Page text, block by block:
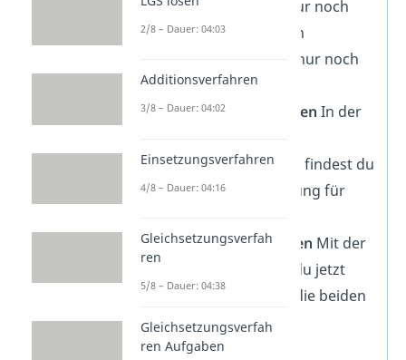
bei der mittleren nur noch
zwei. Bei der letzten
Gleichung hast du nur noch
eine Unbekannte.
Erste Lösung ablesen In der
Gleichungssystems findest du
jetzt direkt die Lösung für
Rückwärts einsetzen Mit der
Unbekannten, die du jetzt
kennst, kannst du die beiden
anderen Variablen
berechnen.
2/8 – Dauer: 04:03
Additionsverfahren
3/8 – Dauer: 04:02
Einsetzungsverfahren
4/8 – Dauer: 04:16
Gleichsetzungsverfah
ren
5/8 – Dauer: 04:38
Gleichsetzungsverfah
ren Aufgaben